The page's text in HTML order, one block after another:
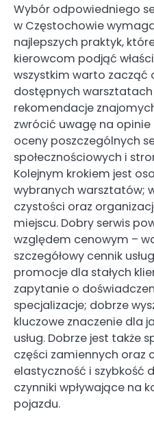
Wybór odpowiedniego
w Częstochowie
najlepszych praktyk,
kierowcom podjąć
wszystkim warto zacząć
dostępnych
rekomendacje
zwrócić uwagę na
oceny poszczególnych
społecznościowych i
Kolejnym krokiem jest
wybranych warsztatów;
czystości oraz
miejscu. Dobry serwis
względem cenowym –
szczegółowy cennik
promocje dla stałych
zapytanie o
specjalizacje; dobrze
kluczowe znaczenie dla
usług. Dobrze jest także
części zamiennych oraz
elastyczność i szybkość
czynniki wpływające na
pojazdu.